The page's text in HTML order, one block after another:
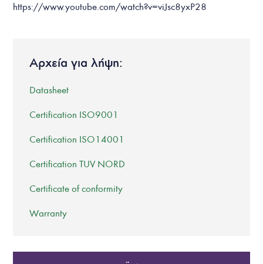
https://www.youtube.com/watch?v=viJsc8yxP28
Αρχεία για λήψη:
Datasheet
Certification ISO9001
Certification ISO14001
Certification TUV NORD
Certificate of conformity
Warranty